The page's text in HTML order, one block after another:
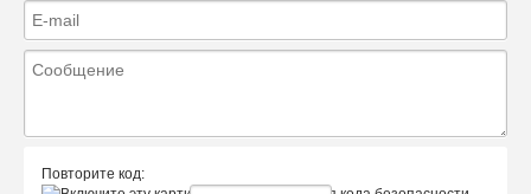
Повторите код: